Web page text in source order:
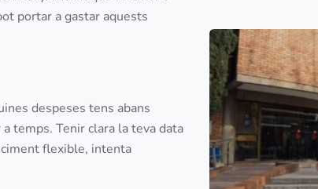
portar a gastar aquests
despeses tens abans
temps. Tenir clara la teva data
flexible, intenta